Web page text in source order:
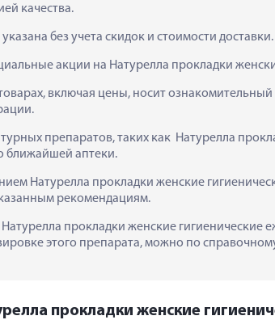
качества.
без учета скидок и стоимости доставки.
акции на Натурелла прокладки
включая цены, носит ознакомительный
препаратов, таких как  Натурелла
ближайшей аптеки.
Натурелла прокладки женские
рекомендациям.
прокладки женские
этого препарата, можно по
прокладки женские